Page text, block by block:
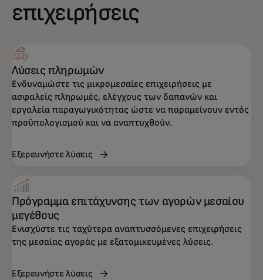
επιχειρήσεις
Λύσεις πληρωμών
Ενδυναμώστε τις μικρομεσαίες επιχειρήσεις με
ασφαλείς πληρωμές, ελέγχους των δαπανών και
εργαλεία παραγωγικότητας ώστε να παραμείνουν εντός
προϋπολογισμού και να αναπτυχθούν.
Εξερευνήστε λύσεις
Πρόγραμμα επιτάχυνσης των αγορών μεσαίου
μεγέθους
Ενισχύστε τις ταχύτερα αναπτυσσόμενες επιχειρήσεις
της μεσαίας αγοράς με εξατομικευμένες λύσεις.
Εξερευνήστε λύσεις